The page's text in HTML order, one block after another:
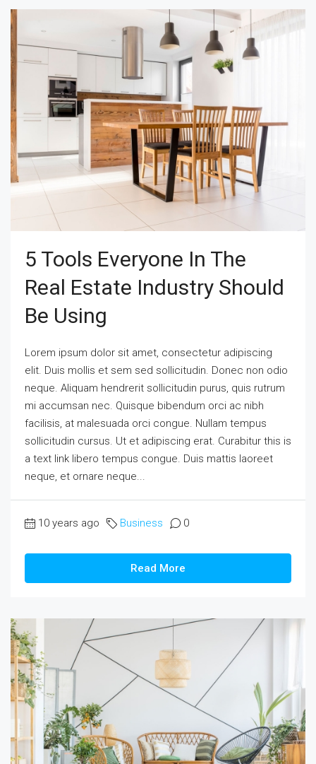
5 Tools Everyone In The
Real Estate Industry Should
Be Using
Lorem ipsum dolor sit amet, consectetur adipiscing
elit. Duis mollis et sem sed sollicitudin. Donec non odio
neque. Aliquam hendrerit sollicitudin purus, quis rutrum
mi accumsan nec. Quisque bibendum orci ac nibh
facilisis, at malesuada orci congue. Nullam tempus
sollicitudin cursus. Ut et adipiscing erat. Curabitur this is
a text link libero tempus congue. Duis mattis laoreet
neque, et ornare neque...
10 years ago Business 0
Read More